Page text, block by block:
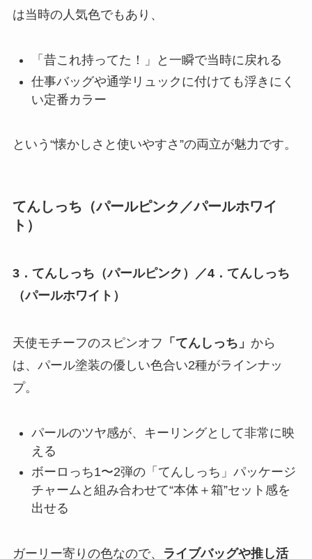
は当時の人気色でもあり、
「昔これ持ってた！」と一瞬で当時に戻れる
仕事バッグや通学リュックに付けても浮きにく
い定番カラー
という“懐かしさと使いやすさ”の両立が魅力です。
てんしっち（パールピンク／パールホワイ
ト）
3．てんしっち（パールピンク）／4．てんしっち
（パールホワイト）
天使モチーフのスピンオフ 「てんしっち」 から
は、パール塗装の優しい色合い2種がラインナッ
プ。
パールのツヤ感が、キーリングとして非常に映
える
ボーロっち1〜2弾の「てんしっち」パッケージ
チャームと組み合わせて“本体＋箱”セット感を
出せる
ガーリー寄りの色なので、 ライブバッグや推し活